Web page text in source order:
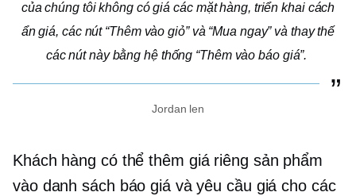
của chúng tôikhông có giá các mặt hàng, triển khai cách
ẩn giá, các nút “Thêm vào giỏ” và “Mua ngay” và thay thế
các nút này bằng hệ thống “Thêm vào báo giá”.
Jordan len
Khách hàng có thể thêm giá riêng sản phẩm
vào danh sách báo giá và yêu cầu giá cho các